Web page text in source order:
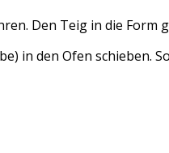
Den Teig in die Form
in den Ofen schieben.